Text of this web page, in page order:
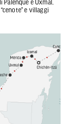
e Uxmal,
e villaggi